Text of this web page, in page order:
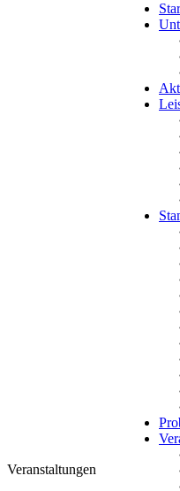
Veranstaltungen